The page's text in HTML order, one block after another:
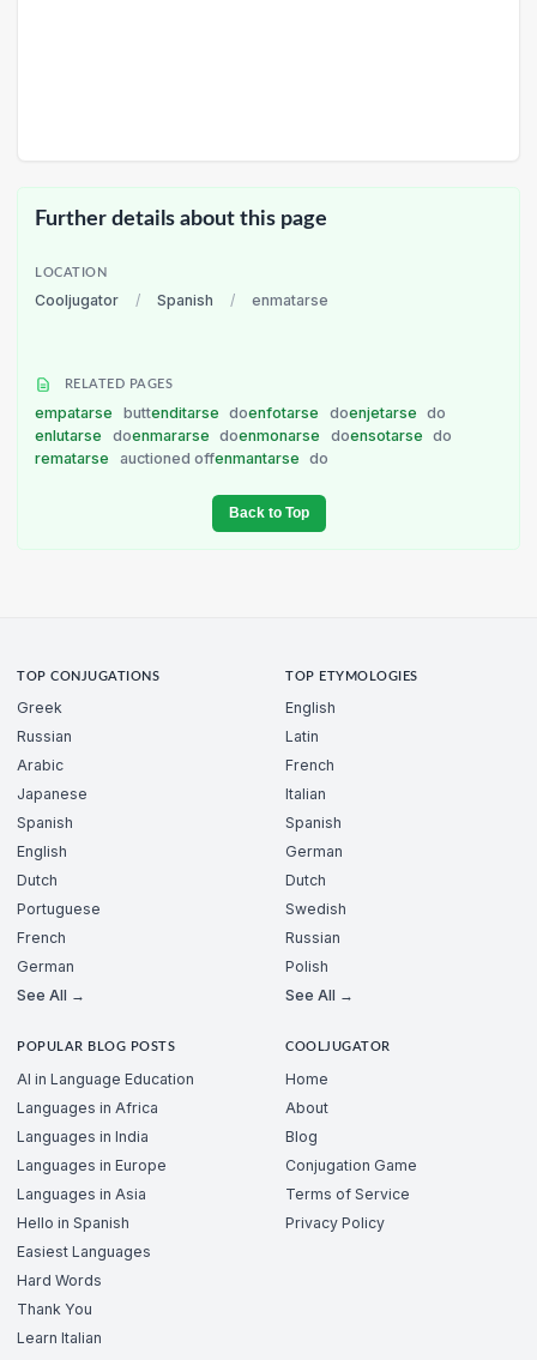
Further details about this page
LOCATION
Cooljugator / Spanish / enmatarse
RELATED PAGES
empatarse buttenditarse doenfotarse doenjetarse
do
enlutarse
doenmararse doenmonarse doensotarse
do
rematarse
auctioned offenmantarse do
Back to Top
TOP CONJUGATIONS
Greek
Russian
Arabic
Japanese
Spanish
English
Dutch
Portuguese
French
German
See All →
TOP ETYMOLOGIES
English
Latin
French
Italian
Spanish
German
Dutch
Swedish
Russian
Polish
See All →
POPULAR BLOG POSTS
AI in Language Education
Languages in Africa
Languages in India
Languages in Europe
Languages in Asia
Hello in Spanish
Easiest Languages
Hard Words
Thank You
Learn Italian
COOLJUGATOR
Home
About
Blog
Conjugation Game
Terms of Service
Privacy Policy